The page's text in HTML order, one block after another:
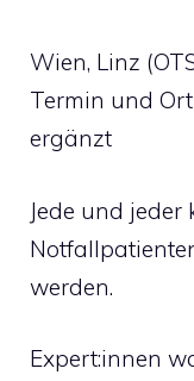
Wien, Linz
Termin und
ergänzt
Jede und
werden.
Expert:innen